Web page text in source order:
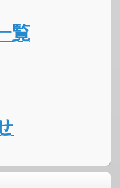
覧